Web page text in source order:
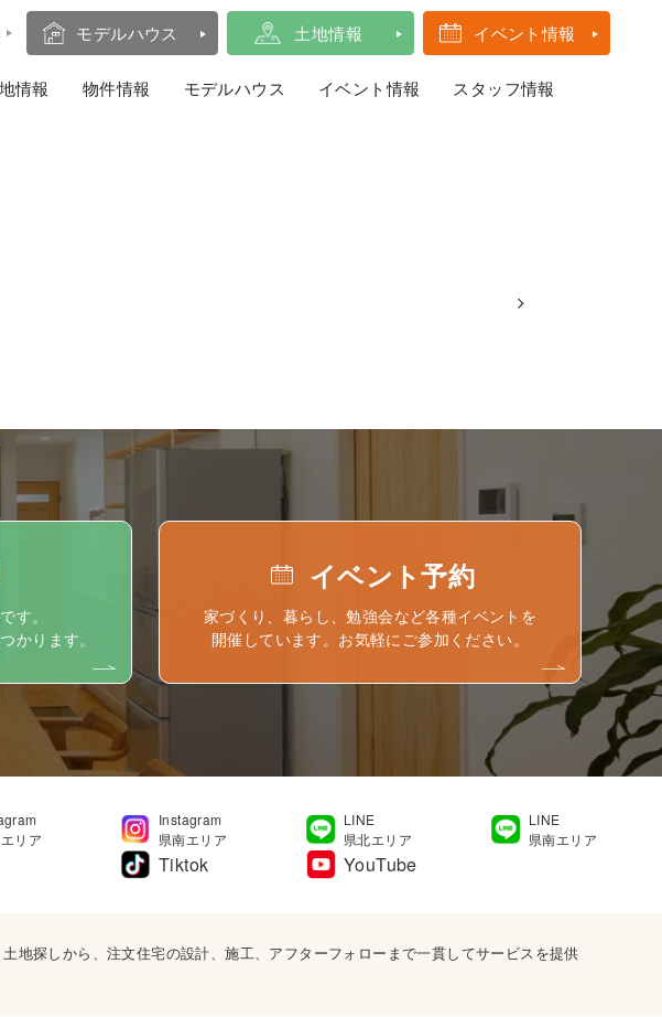
モデルハウス 土地情報 イベント情報
情報 物件情報 モデルハウス イベント情報 スタッフ情報
す。
かります。
イベント予約
家づくり、暮らし、勉強会など各種イベントを
開催しています。お気軽にご参加ください。
リア
Instagram
県南エリア
LINE
県北エリア
LINE
県南エリア
Tiktok YouTube
探しから、注文住宅の設計、施工、アフターフォローまで一貫してサービスを提供